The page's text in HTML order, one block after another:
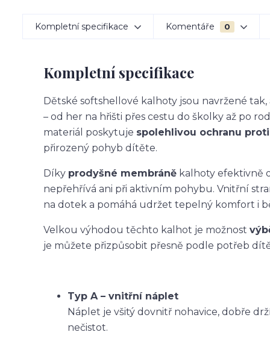
Kompletní specifikace Komentáře 0
Kompletní specifikace
Dětské softshellové kalhoty jsou navržené
– od her na hřišti přes cestu do školky až po
materiál poskytuje spolehlivou ochranu
přirozený pohyb dítěte.
Díky prodyšné membráně kalhoty efektivně
nepřehřívá ani při aktivním pohybu. Vnitřní
na dotek a pomáhá udržet tepelný komfort i
Velkou výhodou těchto kalhot je možnost
je můžete přizpůsobit přesně podle potřeb
Typ A – vnitřní náplet
Náplet je všitý dovnitř nohavice, dobře
nečistot.